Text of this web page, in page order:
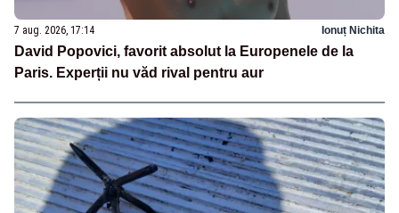
7 aug. 2026, 17:14 Ionuț Nichita
David Popovici, favorit absolut la Europenele de la
Paris. Experții nu văd rival pentru aur